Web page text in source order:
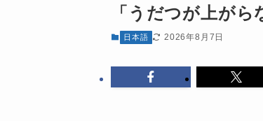
「うだつが上が
日本語 2026年8月7日